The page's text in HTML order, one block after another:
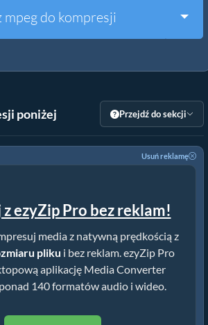
do kompresji
poniżej Przejdź do sekcji
Usuń reklamę
ezyZip Pro bez reklam!
media z natywną prędkością z
pliku i bez reklam. ezyZip Pro
aplikację Media Converter
140 formatów audio i wideo.